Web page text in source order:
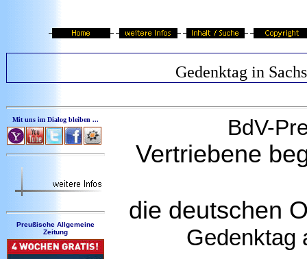
Gedenktag in
Mit uns im Dialog bleiben ...
Preußische Allgemeine
Zeitung
BdV-
Vertriebene
die deutschen
Gedenktag